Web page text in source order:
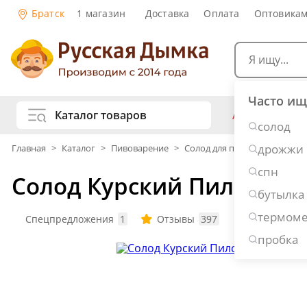
Братск 1 магазин Доставка Оплата Оптовикам
Часто
солод
дрожжи
спн
бутылка
пробка
Каталог товаров
Копчение и колбасы
Консервирование
Дубовые бочки и кадки
АКЦИИ
Рецепты
Виски
Ром
Джин
Наливки и
Главная > Каталог > Пивоварение > Солод для пива
Солод Курский Пилснер, 1
Спецпредложения 1 Отзывы 397 Вопросы 3